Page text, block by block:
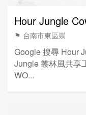
⚑ 台南市東區崇
Google 搜尋 Hour
Jungle 叢林風共享
WO...